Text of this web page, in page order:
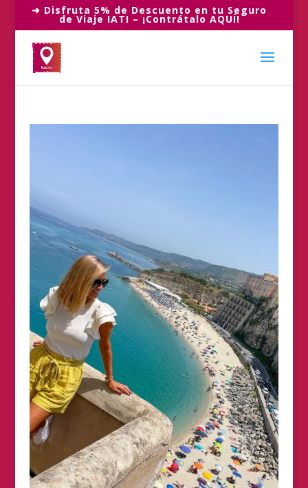
➜ Disfruta 5% de Descuento en tu Seguro
de Viaje IATI – ¡Contrátalo AQUÍ!